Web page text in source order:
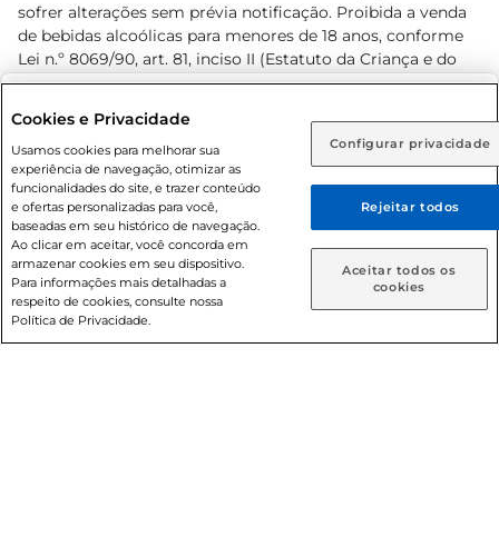
Rio de Janeiro (RJ) Goiás (GO)
Ou
Caso queira comprar online, informe como deseja receber
suas compras:
Entrega em casa Retire em Loja
sofrer alterações sem prévia notificação. Proibida a venda
de bebidas alcoólicas para menores de 18 anos, conforme
Lei n.º 8069/90, art. 81, inciso II (Estatuto da Criança e do
Adolescente). Preços e condições exclusivos para o
prévio. O valor mínimo para as compras on-line é de R$
80,00.
© 2026 Copyright. Todos os direitos
reservados Prezunic.
Cookies e Privacidade
Usamos cookies para melhorar sua
experiência de navegação, otimizar as
funcionalidades do site, e trazer conteúdo
e ofertas personalizadas para você,
baseadas em seu histórico de navegação.
Ao clicar em aceitar, você concorda em
armazenar cookies em seu dispositivo.
Para informações mais detalhadas a
respeito de cookies, consulte nossa
Política de Privacidade.
Configurar privacidade
Rejeitar todos
Aceitar todos os
cookies